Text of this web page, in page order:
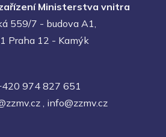
Ministerstva vnitra
559/7 - budova A1,
Praha 12 - Kamýk
974 827 651
, info@zzmv.cz